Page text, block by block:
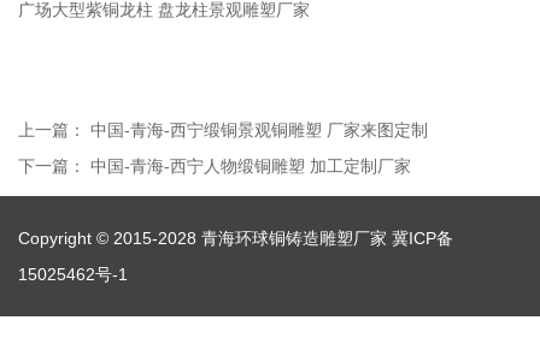
广场大型紫铜龙柱 盘龙柱景观雕塑厂家
上一篇： 中国-青海-西宁缎铜景观铜雕塑 厂家来图定制
下一篇： 中国-青海-西宁人物缎铜雕塑 加工定制厂家
Copyright © 2015-2028 青海环球铜铸造雕塑厂家 冀ICP备
15025462号-1